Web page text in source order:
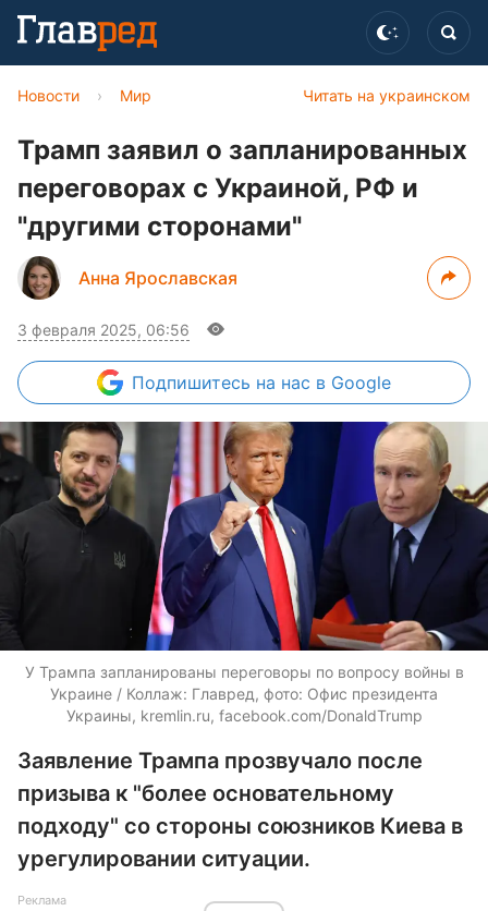
Читать на украинском
Новости › Мир
Трамп заявил о запланированных
переговорах с Украиной, РФ и
"другими сторонами"
Анна Ярославская
3 февраля 2025, 06:56
Подпишитесь на нас в Google
У Трампа запланированы переговоры по вопросу войны в
Украине / Коллаж: Главред, фото: Офис президента
Украины, kremlin.ru, facebook.com/DonaldTrump
Заявление Трампа прозвучало после
призыва к "более основательному
подходу" со стороны союзников Киева в
урегулировании ситуации.
Реклама